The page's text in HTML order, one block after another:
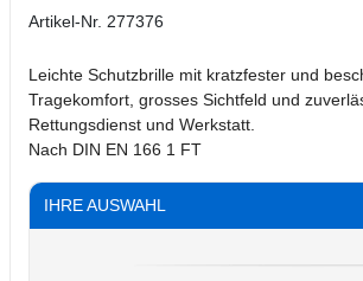
Artikel-Nr. 277376
Leichte Schutzbrille mit kratzfester und
Tragekomfort, grosses Sichtfeld und
Rettungsdienst und Werkstatt.
Nach DIN EN 166 1 FT
IHRE AUSWAHL